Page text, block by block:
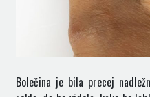
Bolečina je bila precej